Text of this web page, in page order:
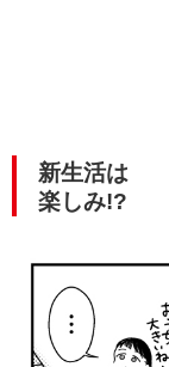
新生活は
楽しみ!?